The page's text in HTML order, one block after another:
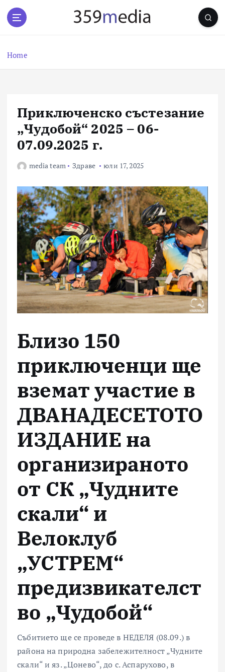
Home
Приключенско състезание
„Чудобой“ 2025 – 06-
07.09.2025 г.
media team Здраве юли 17, 2025
Близо 150
приключенци ще
вземат участие в
ДВАНАДЕСЕТОТО
ИЗДАНИЕ на
организираното
от СК „Чудните
скали“ и
Велоклуб
„УСТРЕМ“
предизвикателст
во „Чудобой“
Събитието ще се проведе в НЕДЕЛЯ (08.09.) в
района на природна забележителност „Чудните
скали“ и яз. „Цонево“, до с. Аспарухово, в